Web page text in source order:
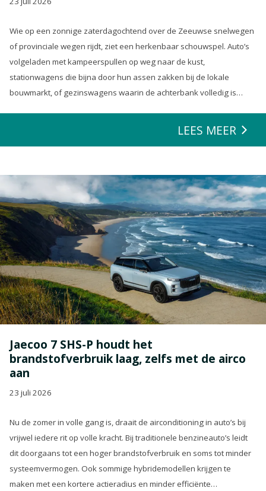
Wie op een zonnige zaterdagochtend over de Zeeuwse snelwegen
of provinciale wegen rijdt, ziet een herkenbaar schouwspel. Auto’s
volgeladen met kampeerspullen op weg naar de kust,
stationwagens die bijna door hun assen zakken bij de lokale
bouwmarkt, of gezinswagens waarin de achterbank volledig is
zeulen. We houden van onze auto’s en we verwachten dat ze alles
LEES MEER
Jaecoo 7 SHS-P houdt het
brandstofverbruik laag, zelfs met de airco
aan
23 juli 2026
Nu de zomer in volle gang is, draait de airconditioning in auto’s bij
vrijwel iedere rit op volle kracht. Bij traditionele benzineauto’s leidt
dit doorgaans tot een hoger brandstofverbruik en soms tot minder
systeemvermogen. Ook sommige hybridemodellen krijgen te
maken met een kortere actieradius en minder efficiënte